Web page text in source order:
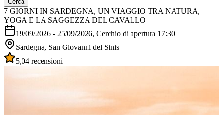
Cerca
7 GIORNI IN SARDEGNA, UN VIAGGIO TRA NATURA,
YOGA E LA SAGGEZZA DEL CAVALLO
19/09/2026 - 25/09/2026, Cerchio di apertura 17:30
Sardegna, San Giovanni del Sinis
5,04 recensioni